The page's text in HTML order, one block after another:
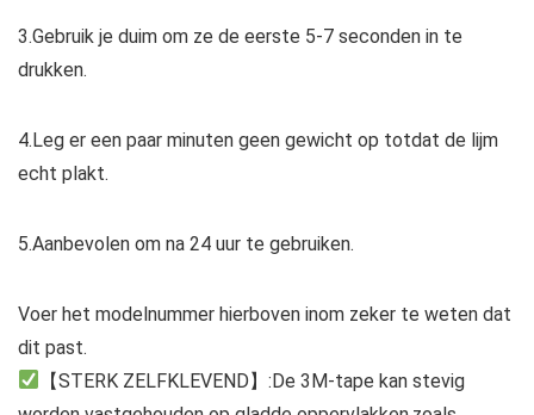
3.Gebruik je duim om ze de eerste 5-7 seconden in te
drukken.
4.Leg er een paar minuten geen gewicht op totdat de lijm
echt plakt.
5.Aanbevolen om na 24 uur te gebruiken.
Voer het modelnummer hierboven inom zeker te weten dat
dit past.
【STERK ZELFKLEVEND】:De 3M-tape kan stevig